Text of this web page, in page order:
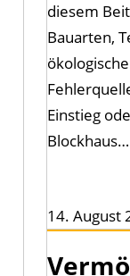
diesem
Bauarten,
Einstieg
Blockhaus…
14. August